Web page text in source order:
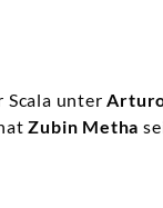
Scala unter
Zubin Metha